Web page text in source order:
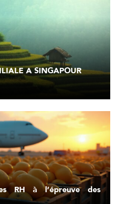
A SINGAPOUR
RH à l’épreuve des